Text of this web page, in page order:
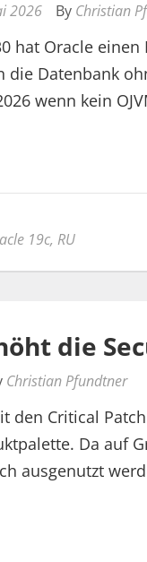
2026 By Christian
hat Oracle
die Datenbank
wenn kein
19c, RU
die
Christian Pfundtner
den Critical
Da auf
ausgenutzt